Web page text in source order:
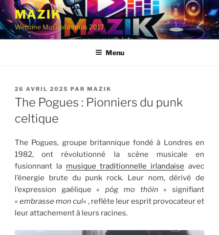
Aller
contenu
principal
MAZIK
Webzine Musical depuis 2017
Menu
PUBLIÉ
LE
26 AVRIL 2025 PAR MAZIK
The Pogues : Pionniers du punk
celtique
The Pogues, groupe britannique fondé à Londres en
1982, ont révolutionné la scène musicale en
fusionnant la musique traditionnelle irlandaise avec
l’énergie brute du punk rock. Leur nom, dérivé de
l’expression gaélique «póg mo thóin » signifiant
« embrasse mon cul« , reflète leur esprit provocateur et
leur attachement à leurs racines.